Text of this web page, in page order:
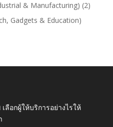
& Manufacturing) (2)
Gadgets & Education)
ลือกผู้ให้บริการอย่างไรให้